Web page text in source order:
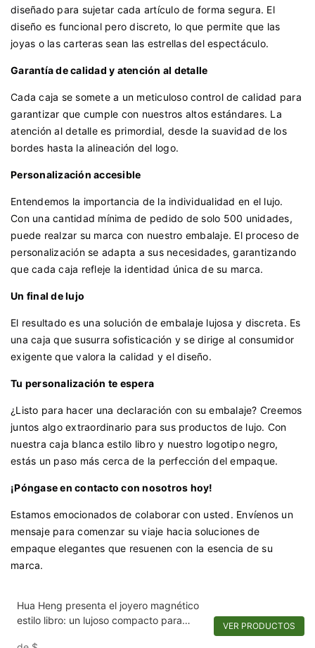
diseñado para sujetar cada artículo de forma segura. El
diseño es funcional pero discreto, lo que permite que las
joyas o las carteras sean las estrellas del espectáculo.
Garantía de calidad y atención al detalle
Cada caja se somete a un meticuloso control de calidad para
garantizar que cumple con nuestros altos estándares. La
atención al detalle es primordial, desde la suavidad de los
bordes hasta la alineación del logo.
Personalización accesible
Entendemos la importancia de la individualidad en el lujo.
Con una cantidad mínima de pedido de solo 500 unidades,
puede realzar su marca con nuestro embalaje. El proceso de
personalización se adapta a sus necesidades, garantizando
que cada caja refleje la identidad única de su marca.
Un final de lujo
El resultado es una solución de embalaje lujosa y discreta. Es
una caja que susurra sofisticación y se dirige al consumidor
exigente que valora la calidad y el diseño.
Tu personalización te espera
¿Listo para hacer una declaración con su embalaje? Creemos
juntos algo extraordinario para sus productos de lujo. Con
nuestra caja blanca estilo libro y nuestro logotipo negro,
estás un paso más cerca de la perfección del empaque.
¡Póngase en contacto con nosotros hoy!
Estamos emocionados de colaborar con usted. Envíenos un
mensaje para comenzar su viaje hacia soluciones de
empaque elegantes que resuenen con la esencia de su
marca.
Hua Heng presenta el joyero magnético
estilo libro: un lujoso compacto para
VER PRODUCTOS